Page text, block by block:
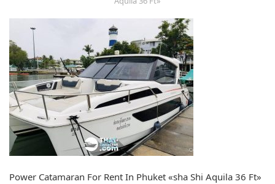
Power Catamaran For Rent In Phuket «sha Shi Aquila 36 Ft»